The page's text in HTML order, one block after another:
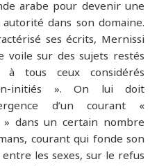
arabe pour devenir une
dans son domaine.
ses écrits, Mernissi
sur des sujets restés
à tous ceux considérés
initiés ». On lui doit
d’un courant «
» dans un certain nombre
courant qui fonde son
les sexes, sur le refus